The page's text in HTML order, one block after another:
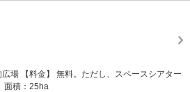
場 【料金】 無料。ただし、スペースシアター
面積：25ha